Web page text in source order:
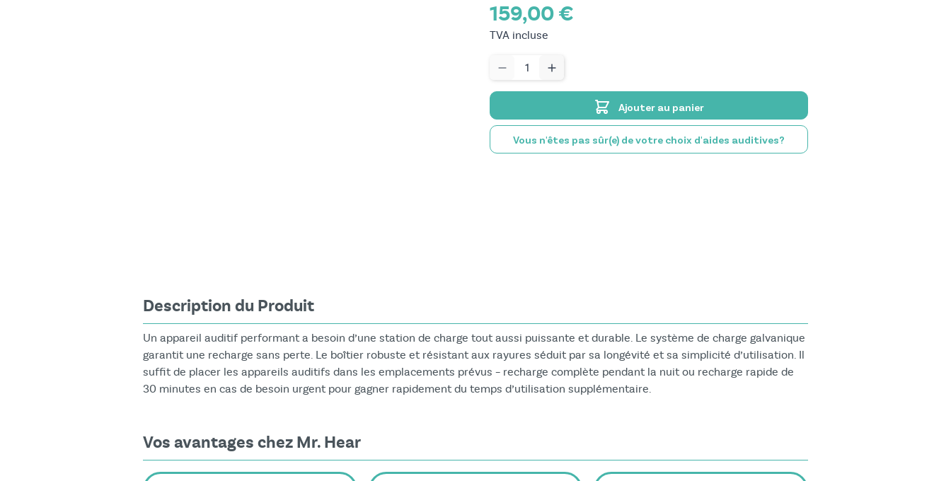
159,00 €
TVA incluse
Quantité
Ajouter au panier
Vous n'êtes pas sûr(e) de votre choix d'aides auditives?
Description du Produit
Un appareil auditif performant a besoin d’une station de charge tout aussi puissante et durable. Le système de charge galvanique
garantit une recharge sans perte. Le boîtier robuste et résistant aux rayures séduit par sa longévité et sa simplicité d’utilisation. Il
suffit de placer les appareils auditifs dans les emplacements prévus – recharge complète pendant la nuit ou recharge rapide de
30 minutes en cas de besoin urgent pour gagner rapidement du temps d’utilisation supplémentaire.
Vos avantages chez Mr. Hear